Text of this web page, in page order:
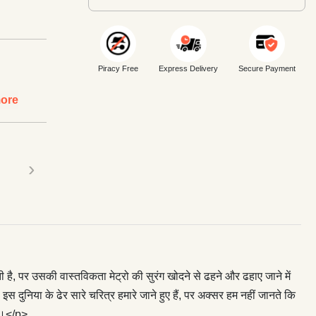
›
Piracy Free Express Delivery Secure Payment
है, पर उसकी वास्तविकता मेट्रो की सुरंग खोदने से ढहने और ढहाए जाने में
दुनिया के ढेर सारे चरित्र हमारे जाने हुए हैं, पर अक्सर हम नहीं जानते कि